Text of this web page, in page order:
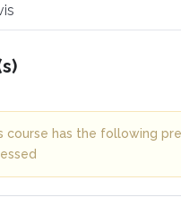
course has the following